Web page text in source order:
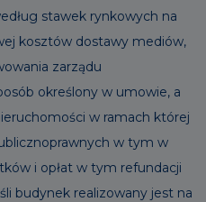
stawek rynkowych na
kosztów dostawy mediów,
zarządu
określony w umowie, a
w ramach której
w tym w
i opłat w tym refundacji
budynek realizowany jest na